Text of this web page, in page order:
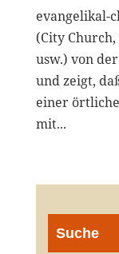
evangelikal-
(City
usw.) von
und zeigt,
einer
mit...
Suche